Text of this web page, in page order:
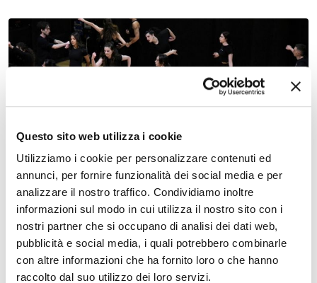
Questo sito web utilizza i cookie
Utilizziamo i cookie per personalizzare contenuti ed
annunci, per fornire funzionalità dei social media e per
analizzare il nostro traffico. Condividiamo inoltre
informazioni sul modo in cui utilizza il nostro sito con i
nostri partner che si occupano di analisi dei dati web,
pubblicità e social media, i quali potrebbero combinarle
con altre informazioni che ha fornito loro o che hanno
raccolto dal suo utilizzo dei loro servizi.
Grisù
Festival Gad